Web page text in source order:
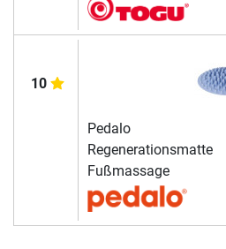
10
Pedalo
Regenerationsmatte
Fußmassage